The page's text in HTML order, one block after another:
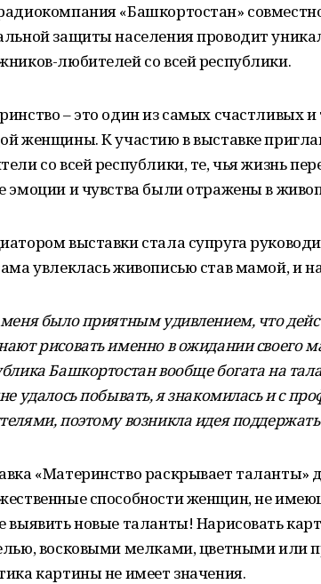
«Башкортостан»
защиты населения проводит
любителей со всей республики.
– это один из самых счастливых
женщины. К участию в выставке
со всей республики, те, чья жизнь
эмоции и чувства были отражены в
выставки стала супруга
увлеклась живописью став мамой, и
было приятным удивлением, что
рисовать именно в ожидании своего
Башкортостан вообще богата на
удалось побывать, я знакомилась и с
поэтому возникла идея
«Материнство раскрывает таланты»
способности женщин, не
выявить новые таланты! Нарисовать
восковыми мелками, цветными или
картины не имеет значения.